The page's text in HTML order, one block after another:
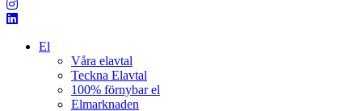
El
Våra elavtal
Teckna Elavtal
100% förnybar el
Elmarknaden